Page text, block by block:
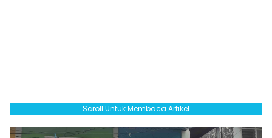
Scroll Untuk Membaca Artikel